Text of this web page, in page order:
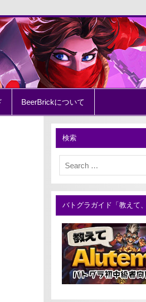
BeerBrickについて
検索
バトグラガイド「教えて